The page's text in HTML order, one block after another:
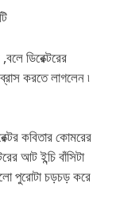
ডিরেক্টরের
করতে লাগলেন ৷
কবিতার কোমরের
আট ইন্চি বাঁসিটা
পুরোটা চড়চড় করে